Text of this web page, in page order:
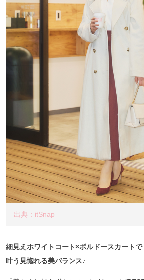
出典：itSnap
細見えホワイトコート×ボルドースカートで
叶う見惚れる美バランス♪